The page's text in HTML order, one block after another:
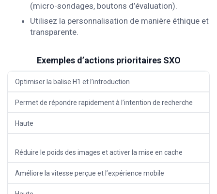
(micro-sondages, boutons d’évaluation).
Utilisez la personnalisation de manière éthique et
transparente.
Exemples d’actions prioritaires SXO
Optimiser la balise H1 et l’introduction
Permet de répondre rapidement à l’intention de recherche
Haute
Réduire le poids des images et activer la mise en cache
Améliore la vitesse perçue et l’expérience mobile